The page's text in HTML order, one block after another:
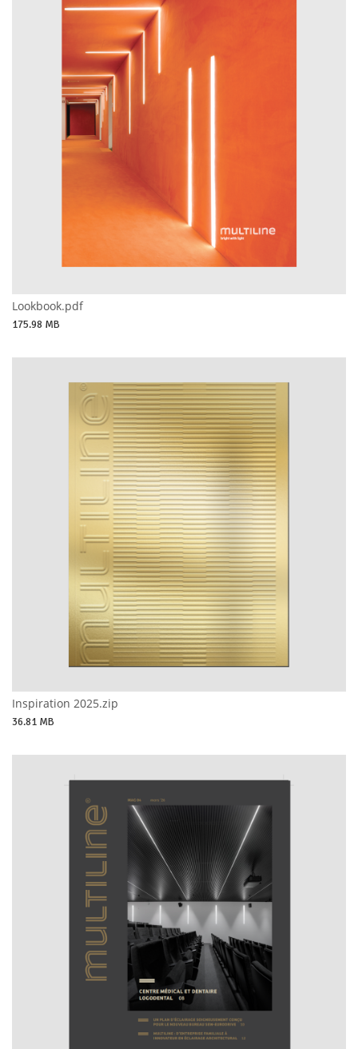
Lookbook.pdf
175.98 MB
Inspiration 2025.zip
36.81 MB